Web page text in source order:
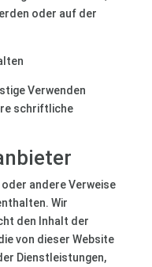
oder auf der
Verwenden
schriftliche
andere Verweise
Wir
den Inhalt der
von dieser Website
Dienstleistungen,